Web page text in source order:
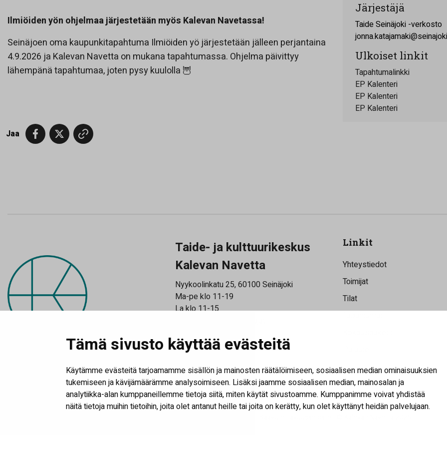
Tämä sivusto käyttää evästeitä
Käytämme evästeitä tarjoamamme sisällön ja mainosten räätälöimiseen, sosiaalisen median ominaisuuksien
tukemiseen ja kävijämäärämme analysoimiseen. Lisäksi jaamme sosiaalisen median, mainosalan ja
analytiikka-alan kumppaneillemme tietoja siitä, miten käytät sivustoamme. Kumppanimme voivat yhdistää
näitä tietoja muihin tietoihin, joita olet antanut heille tai joita on kerätty, kun olet käyttänyt heidän palvelujaan.
Ilmiöiden yön ohjelmaa järjestetään myös Kalevan Navetassa!
Seinäjoen oma kaupunkitapahtuma Ilmiöiden yö järjestetään jälleen perjantaina
4.9.2026 ja Kalevan Navetta on mukana tapahtumassa. Ohjelma päivittyy
lähempänä tapahtumaa, joten pysy kuulolla 🦉
Järjestäjä
Taide Seinäjoki -verkosto
Ulkoiset linkit
Tapahtumalinkki
EP Kalenteri
EP Kalenteri
EP Kalenteri
Jaa
Taide- ja kulttuurikeskus
Kalevan Navetta
Nyykoolinkatu 25, 60100 Seinäjoki
Ma-pe klo 11-19
La klo 11-15
Linkit
Yhteystiedot
Toimijat
Tilat
Näytä evästeasetukset